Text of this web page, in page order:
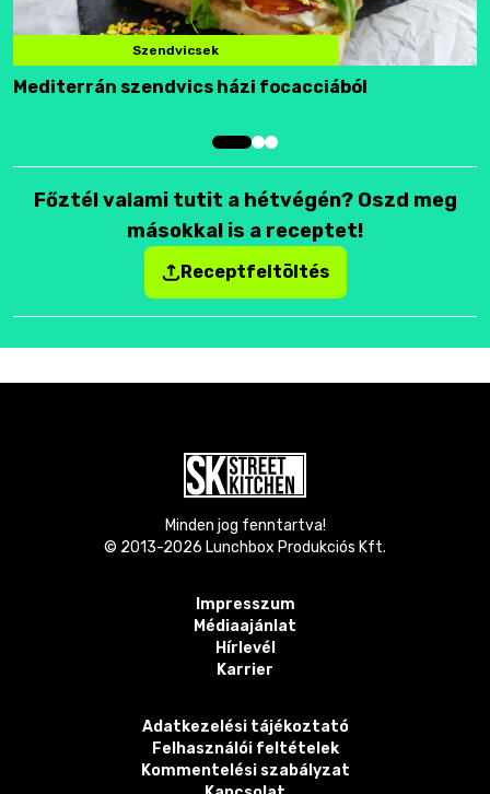
Szendvicsek
Mediterrán szendvics házi focacciából
Főztél valami tutit a hétvégén? Oszd meg
másokkal is a receptet!
Receptfeltöltés
Minden jog fenntartva!
© 2013-2026 Lunchbox Produkciós Kft.
Impresszum
Médiaajánlat
Hírlevél
Karrier
Adatkezelési tájékoztató
Felhasználói feltételek
Kommentelési szabályzat